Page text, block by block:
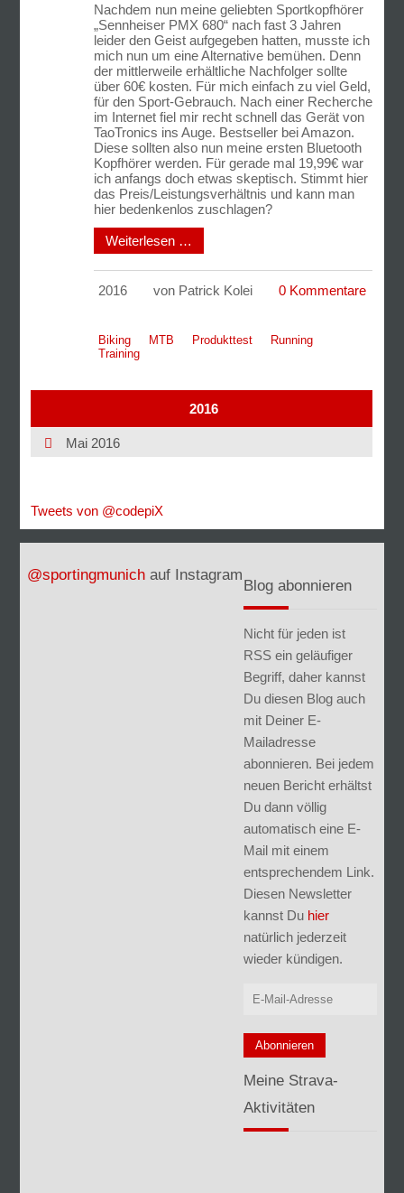
Nachdem nun meine geliebten Sportkopfhörer
„Sennheiser PMX 680“ nach fast 3 Jahren
leider den Geist aufgegeben hatten, musste ich
mich nun um eine Alternative bemühen. Denn
der mittlerweile erhältliche Nachfolger sollte
über 60€ kosten. Für mich einfach zu viel Geld,
für den Sport-Gebrauch. Nach einer Recherche
im Internet fiel mir recht schnell das Gerät von
TaoTronics ins Auge. Bestseller bei Amazon.
Diese sollten also nun meine ersten Bluetooth
Kopfhörer werden. Für gerade mal 19,99€ war
ich anfangs doch etwas skeptisch. Stimmt hier
das Preis/Leistungsverhältnis und kann man
hier bedenkenlos zuschlagen?
Weiterlesen …
2016 von Patrick Kolei 0 Kommentare
Biking MTB Produkttest
Running
Training
2016
Mai 2016
Tweets von @codepiX
Blog abonnieren
Nicht für jeden ist
RSS ein geläufiger
Begriff, daher kannst
Du diesen Blog auch
mit Deiner E-
Mailadresse
abonnieren. Bei jedem
neuen Bericht erhältst
Du dann völlig
automatisch eine E-
Mail mit einem
entsprechendem Link.
Diesen Newsletter
kannst Du hier
natürlich jederzeit
wieder kündigen.
Meine Strava-
Aktivitäten
@sportingmunichauf Instagram